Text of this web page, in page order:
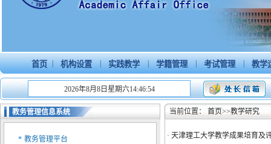
首页 | 机构设置 | 实践教学 | 学籍管理 | 考试管理 | 教学
2026年8月8日星期六14:46:54
教务管理信息系统
* 教务管理平台
当前位置： 首页>>教学研究
· 天津理工大学教学成果培育及